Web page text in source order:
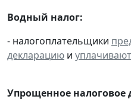
Водный налог:
- налогоплательщики
декларацию и уплачивают
Упрощенное налоговое